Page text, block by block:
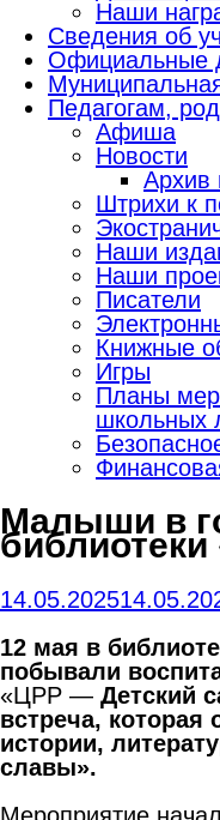
Наши
Сведения об
Официальные
Педагогам,
Афиша
Новости
Архив
Штрихи к
Наши
Наши
Писатели
Книжные
Игры
Планы
школьных
Малыши в
14.05.2025
12 мая в
побывали
«ЦРР — Детский
встреча,
истории,
славы».